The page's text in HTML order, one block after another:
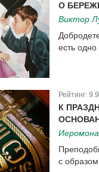
О
Виктор
есть одно
Рейтинг: 9.9
К
с